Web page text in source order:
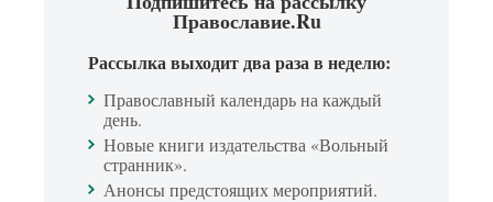
Православие.Ru
Рассылка выходит два раза в неделю:
Православный календарь на каждый
день.
Новые книги издательства «Вольный
странник».
Анонсы предстоящих мероприятий.